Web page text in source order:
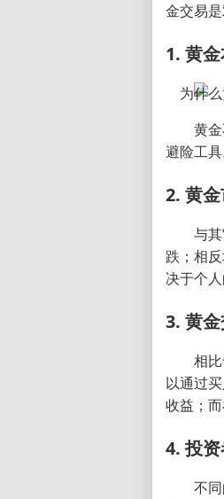
金交易
1. 黄
黄
避险工
2. 黄
与
跌；相
决于个
3. 黄
相
以通过
收益；
4. 投
不